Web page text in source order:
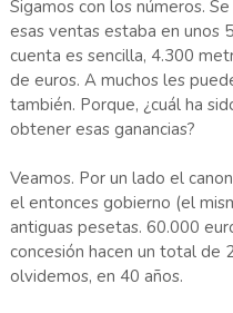
Sigamos con los números.
esas ventas estaba en unos
cuenta es sencilla, 4.300
de euros. A muchos les
también. Porque, ¿cuál ha
obtener esas ganancias?
Veamos. Por un lado el
el entonces gobierno (el
antiguas pesetas. 60.000
concesión hacen un total de
olvidemos, en 40 años.